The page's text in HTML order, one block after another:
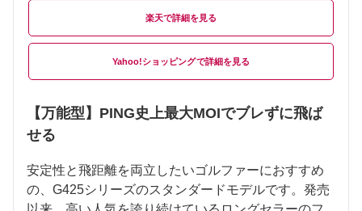
楽天
Yahoo!ショッピング
【万能型】PING史上最大MOIでブレずに飛ば
せる
安定性と飛距離を両立したいゴルファーにおすすめ
の、G425シリーズのスタンダードモデルです。発売